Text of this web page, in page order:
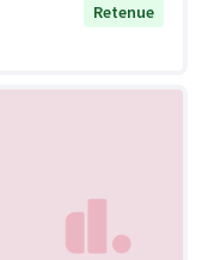
Retenue